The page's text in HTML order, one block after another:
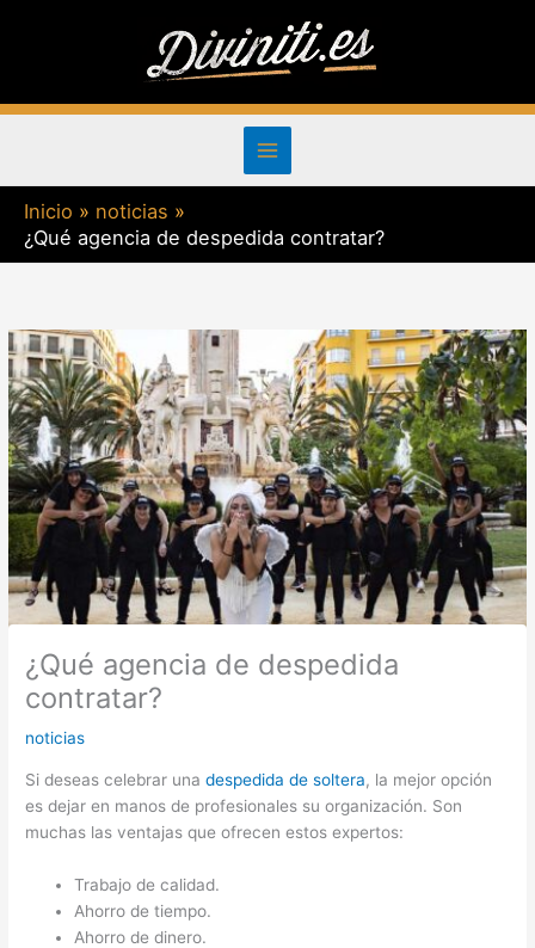
Inicio
noticias
¿Qué agencia de despedida contratar?
¿Qué agencia de despedida
contratar?
noticias
Si deseas celebrar unadespedida de soltera, la mejor opción
es dejar en manos de profesionales su organización. Son
muchas las ventajas que ofrecen estos expertos:
Trabajo de calidad.
Ahorro de tiempo.
Ahorro de dinero.